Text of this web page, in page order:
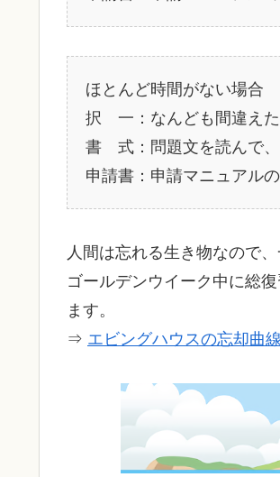
ほとんど時間がない場合
択 一：なんども間違え
書 式：問題文を読んで、
申請書：申請マニュアル
人間は忘れる生き物なので
ゴールデンウイーク中に総
ます。
⇒ エビングハウスの忘却曲